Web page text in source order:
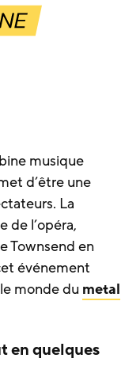
musique
d’être une
La
de l’opéra,
Townsend en
événement
monde du metal
en quelques